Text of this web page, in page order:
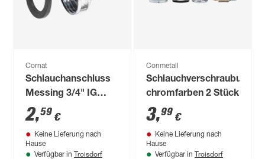
Cornat
Schlauchanschluss
Messing 3/4" IG
Tülle 1"
2,59 €
Keine Lieferung nach
Hause
Verfügbar in Troisdorf
Conmetall
Schlauchverschraubung
chromfarben 2 Stück
3,99 €
Keine Lieferung nach
Hause
Verfügbar in Troisdorf